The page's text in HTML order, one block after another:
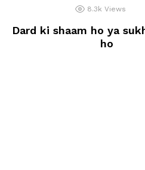
8.3k Views
Dard ki shaam ho ya
ho